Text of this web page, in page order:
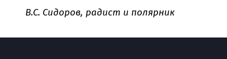
В.С. Сидоров, радист и полярник